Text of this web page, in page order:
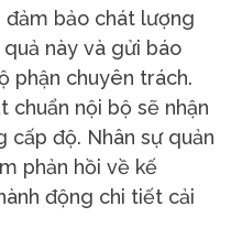
bảo chát lượng
này và gửi báo
phận chuyên trách.
chuẩn nội bộ sẽ nhận
độ. Nhân sự quản
phản hồi về kế
động chi tiết cải